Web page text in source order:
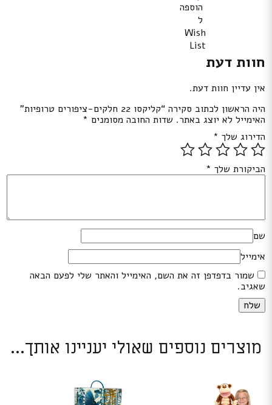
הוספה
ל
Wish
List
חוות דעת
אין עדיין חוות דעת.
היה הראשון לכתוב סקירה “קליקסו 22 חלקים-ציפורים טרופיות”
האימייל לא יוצג באתר. שדות החובה מסומנים *
הדירוג שלך *
הביקורת שלך *
שם
אימייל
שמור בדפדפן זה את השם, האימייל והאתר שלי לפעם הבאה
שאגיב.
מוצרים נוספים שאולי יעניינו אותך...